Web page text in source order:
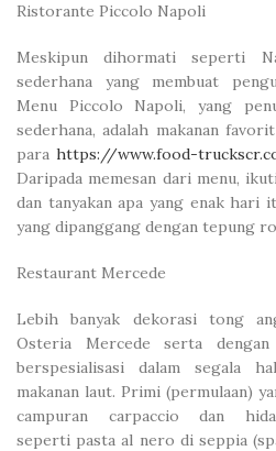
Ristorante Piccolo Napoli
Meskipun dihormati seperti
sederhana yang membuat
Menu Piccolo Napoli, yang
sederhana, adalah makanan
para https://www.food-
Daripada memesan dari menu,
dan tanyakan apa yang enak hari
yang dipanggang dengan tepung
Restaurant Mercede
Lebih banyak dekorasi tong
Osteria Mercede serta
berspesialisasi dalam segala
makanan laut. Primi (permulaan)
campuran carpaccio dan
seperti pasta al nero di seppia